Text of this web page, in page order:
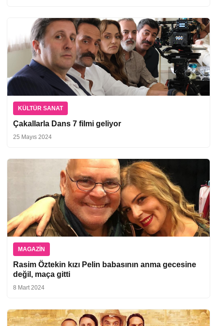
KÜLTÜR SANAT
Çakallarla Dans 7 filmi geliyor
25 Mayıs 2024
MAGAZIN
Rasim Öztekin kızı Pelin babasının anma gecesine
değil, maça gitti
8 Mart 2024